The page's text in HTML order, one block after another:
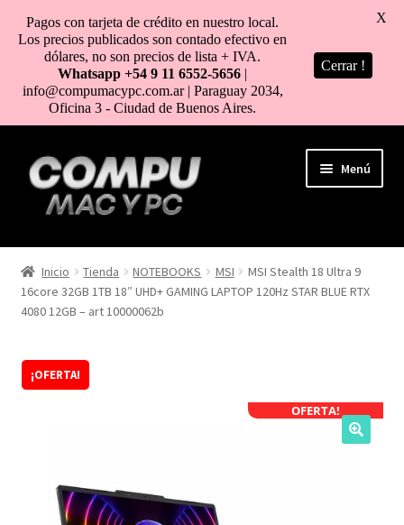
al
contenido
Menú
HOME
TIENDA
MI CUENTA
SERVICIOS
Inicio Tienda NOTEBOOKS MSI
MSI Stealth 18 Ultra 9
16core 32GB 1TB 18″ UHD+ GAMING LAPTOP 120Hz STAR BLUE RTX
4080 12GB – art 10000062b
¡OFERTA!
OFERTA!
Pagos con tarjeta de crédito en nuestro local.
Los precios publicados son contado efectivo en
dólares, no son precios de lista + IVA.
Whatsapp +54 9 11 6552-5656 |
info@compumacypc.com.ar | Paraguay 2034,
Oficina 3 - Ciudad de Buenos Aires.
Cerrar !
X